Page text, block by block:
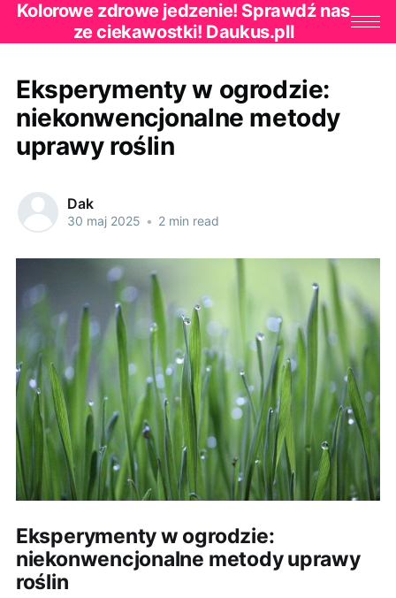
Kolorowe zdrowe jedzenie! Sprawdź nas
ze ciekawostki! Daukus.pll
Eksperymenty w ogrodzie:
niekonwencjonalne metody
uprawy roślin
Dak
30 maj 2025 • 2 min read
Eksperymenty w ogrodzie:
niekonwencjonalne metody uprawy
roślin